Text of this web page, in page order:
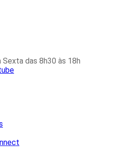
das 8h30 às 18h